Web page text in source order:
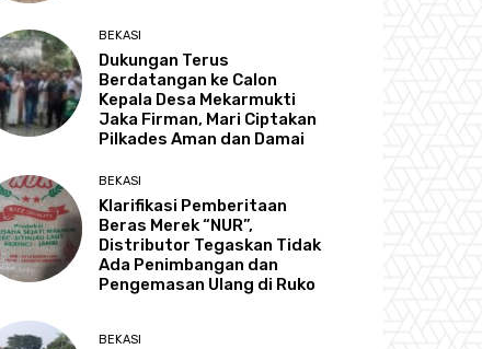
BEKASI
Dukungan Terus
Berdatangan ke Calon
Kepala Desa Mekarmukti
Jaka Firman, Mari Ciptakan
Pilkades Aman dan Damai
BEKASI
Klarifikasi Pemberitaan
Beras Merek “NUR”,
Distributor Tegaskan Tidak
Ada Penimbangan dan
Pengemasan Ulang di Ruko
BEKASI